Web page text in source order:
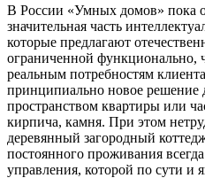
В России «Умных домов» пока
значительная часть
которые предлагают
ограниченной функционально,
реальным потребностям
принципиально новое
пространством квартиры или
кирпича, камня. При этом
деревянный загородный
постоянного проживания
управления, которой по сути и